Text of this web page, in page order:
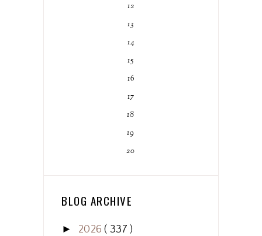
12
13
14
15
16
17
18
19
20
BLOG ARCHIVE
► 2026( 337 )